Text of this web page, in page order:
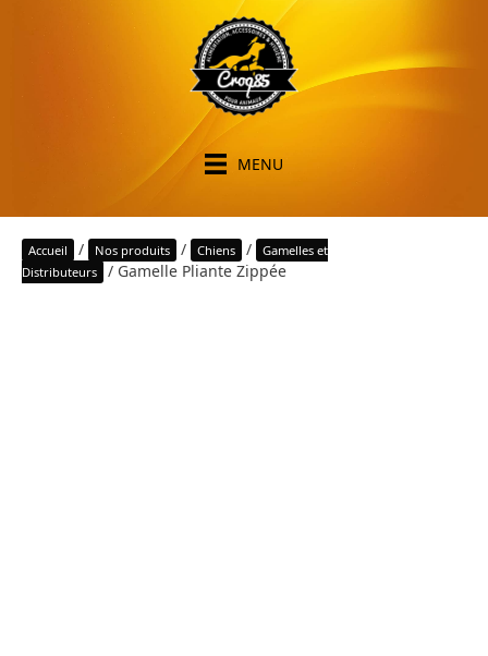
MENU
Accueil / Nos produits / Chiens /
Gamelles et
Distributeurs
/ Gamelle Pliante Zippée